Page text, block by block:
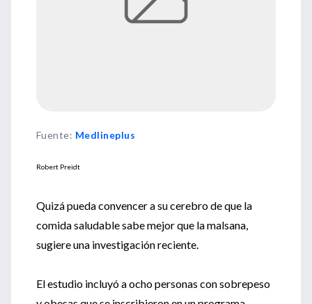
Fuente: Medlineplus
Robert Preidt
Quizá pueda convencer a su cerebro de que la
comida saludable sabe mejor que la malsana,
sugiere una investigación reciente.
El estudio incluyó a ocho personas con sobrepeso